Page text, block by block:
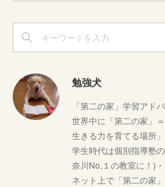
勉強犬
「第二の家」学習アドバ
世界中に「第二の家」
生きる力を育てる場所
学生時代は個別指導塾
奈川No,１の教室に！)
ネット上で「第二の家